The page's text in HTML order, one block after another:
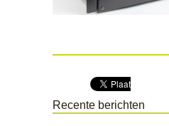
Recente berichten